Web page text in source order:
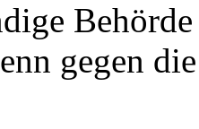
gegen